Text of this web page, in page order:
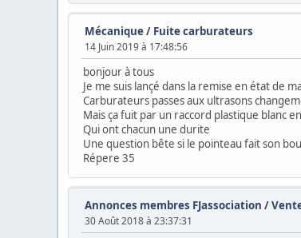
Mécanique/ Fuite carburateurs
14 Juin 2019 à 17:48:56
bonjour à tous
Je me suis lançé dans la remise en état de
Carburateurs passes aux ultrasons
Mais ça fuit par un raccord plastique blanc
Qui ont chacun une durite
Une question bête si le pointeau fait son
Répere 35
Annonces membres FJassociation /
30 Août 2018 à 23:37:31